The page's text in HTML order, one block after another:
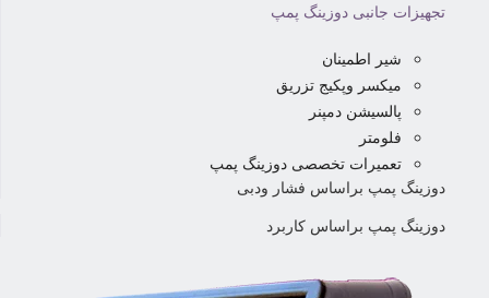
تجهیزات جانبی دوزینگ پمپ
شیر اطمینان
میکسر وپکیج تزریق
پالسیشن دمپنر
فلومتر
تعمیرات تخصصی دوزینگ پمپ
دوزینگ پمپ براساس فشار ودبی
دوزینگ پمپ براساس کاربرد